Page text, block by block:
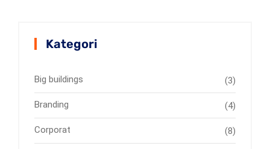
Kategori
Big buildings (3)
Branding (4)
Corporat (8)